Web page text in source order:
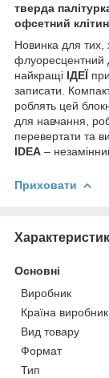
тверда
офсетний
Новинка для тих,
флуоресцентний
найкращі ІДЕЇ
записати.
роблять цей
для навчання,
перевертати та
IDEA –
Приховати
Основні
Виробник
Країна виробник
Вид товару
Формат
Тип